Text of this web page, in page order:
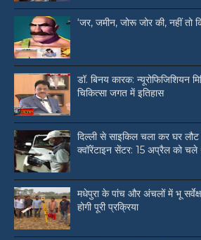
‘जर, जमीन, जोरू जोर की, नहीं तो
डॉ. बिनय कारक: न्यूरोफिजिशियन
चिकित्सा जगत में इतिहास
दिल्ली से साइकिल चला कर घर
क्वॉरेंटाइन सेंटर: 15 अप्रैल को चले
मधेपुरा के पांच और अंचलों में भू
होगी पूरी प्रक्रिया